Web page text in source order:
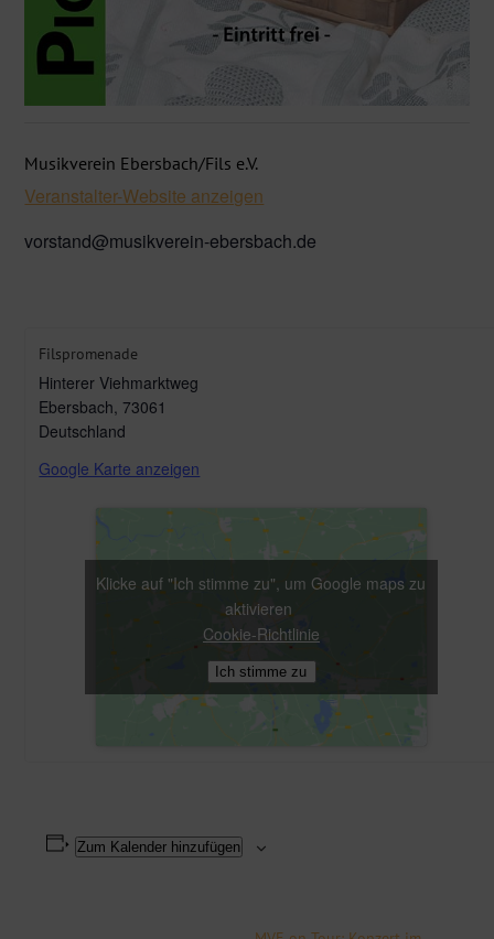
Musikverein Ebersbach/Fils e.V.
Veranstalter-Website anzeigen
vorstand@musikverein-ebersbach.de
Filspromenade
Hinterer Viehmarktweg
Ebersbach, 73061
Deutschland
Google Karte anzeigen
Klicke auf "Ich stimme zu", um Google maps zu
aktivieren
Cookie-Richtlinie
Ich stimme zu
Zum Kalender hinzufügen